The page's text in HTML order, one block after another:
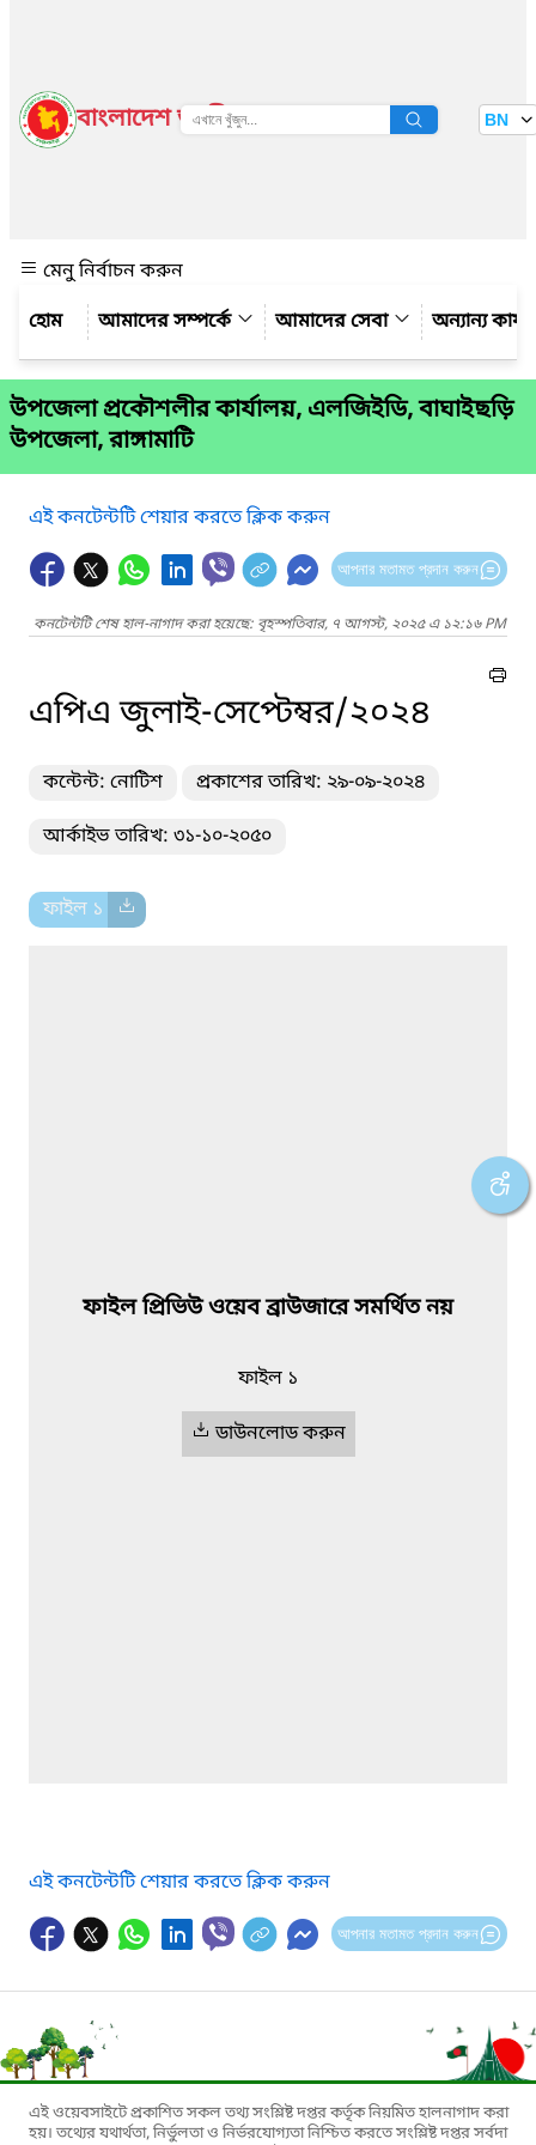
বাংলাদেশ জাতীয় তথ্য বাতায়ন BN
মেনু নির্বাচন করুন
আমাদের সম্পর্কে
আমাদের সেবা অন্যান্য
উপজেলা প্রকৌশলীর কার্যালয়, এলজিইডি, বাঘাইছড়ি
উপজেলা, রাঙ্গামাটি
এই কনটেন্টটি শেয়ার করতে ক্লিক করুন
আপনার মতামত প্রদান করুন
কনটেন্টটি শেষ হাল-নাগাদ করা হয়েছে: বৃহস্পতিবার, ৭ আগস্ট, ২০২৫ এ ১২:১৬ PM
এপিএ জুলাই-সেপ্টেম্বর/২০২৪
কন্টেন্ট: নোটিশ প্রকাশের তারিখ: ২৯-০৯-২০২৪
আর্কাইভ তারিখ: ৩১-১০-২০৫০
ফাইল ১
ফাইল প্রিভিউ ওয়েব ব্রাউজারে সমর্থিত নয়
ফাইল ১
ডাউনলোড করুন
এই কনটেন্টটি শেয়ার করতে ক্লিক করুন
আপনার মতামত প্রদান করুন
এই ওয়েবসাইটে প্রকাশিত সকল তথ্য সংশ্লিষ্ট দপ্তর কর্তৃক নিয়মিত হালনাগাদ করা
হয়। তথ্যের যথার্থতা, নির্ভুলতা ও নির্ভরযোগ্যতা নিশ্চিত করতে সংশ্লিষ্ট দপ্তর সর্বদা